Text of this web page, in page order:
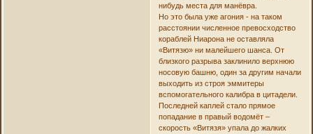
нибудь места для манёвра.
Но это была уже агония - на таком
расстоянии численное превосходство
кораблей Ниарона не оставляла
«Витязю» ни малейшего шанса. От
близкого разрыва заклинило верхнюю
носовую башню, один за другим начали
выходить из строя эммитеры
вспомогательного калибра в цитадели.
Последней каплей стало прямое
попадание в правый водомёт –
скорость «Витязя» упала до жалких